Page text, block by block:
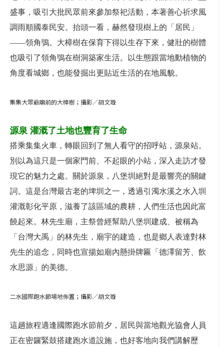
盛事，吸引大批民眾前來參加祭祀活動，本著善心祈求風
調雨順國泰民安。抬頭一看，赫然發現樹上的「居民」
——領角鴞。大樟樹在保育下得以生存下來，健壯的樹體
也吸引了領角鴞在樹洞築家生活。以生態跟當地動植物的
角度看城鄉，也能發掘出更貼近生活的在地風貌。
集集大眾爺廟前的大樟樹；攝影／胡文璇
源泉 灌溉了土地也豐育了生命
搭乘集集火車，轉眼回到了無人看守的招呼站，源泉站。
別以為這只是一個家門前、不起眼的小站，深入走訪才發
現它的魅力之處。關於源泉，八堡圳絕對是最響亮的關鍵
詞。這是台灣最古老的埤圳之一，透過引濁水溪之水入圳
灌溉彰化平原，滋養了該區域的農耕，人們生活也因此富
饒起來。林先生廟，主祭曾經幫助八堡圳建成、被稱為
「台灣大禹」的林先生，廟宇的建造，也是鄉人表達對林
先生的追念，同時也宣揚如廟內懸掛牌匾「德澤留芳、飲
水思源」的美德。
二水國際跑水節場地佈置；攝影／胡文璇
這趟旅程適逢國際跑水節前夕，居民與當地觀光協會人員
正在密鑼緊鼓搭建跑水道設施，也好客地向我們講解歷